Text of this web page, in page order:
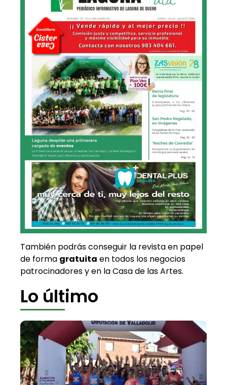
También podrás conseguir la revista en papel
de forma gratuita en todos los negocios
patrocinadores y en la Casa de las Artes.
Lo último